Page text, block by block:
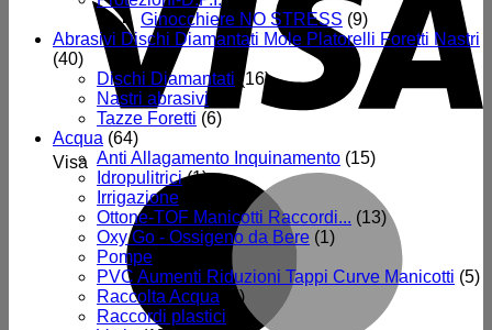
Visa
Ginocchiere NO STRESS (9)
Abrasivi Dischi Diamantati Mole Platorelli Foretti Nastri
(40)
Dischi Diamantati (16)
Nastri abrasivi
Tazze Foretti (6)
Acqua (64)
Anti Allagamento Inquinamento (15)
Idropulitrici (1)
Irrigazione
Ottone-TOF Manicotti Raccordi... (13)
Oxy Go - Ossigeno da Bere (1)
Pompe
PVC Aumenti Riduzioni Tappi Curve Manicotti (5)
Raccolta Acqua
(5)
Raccordi plastici
(3)